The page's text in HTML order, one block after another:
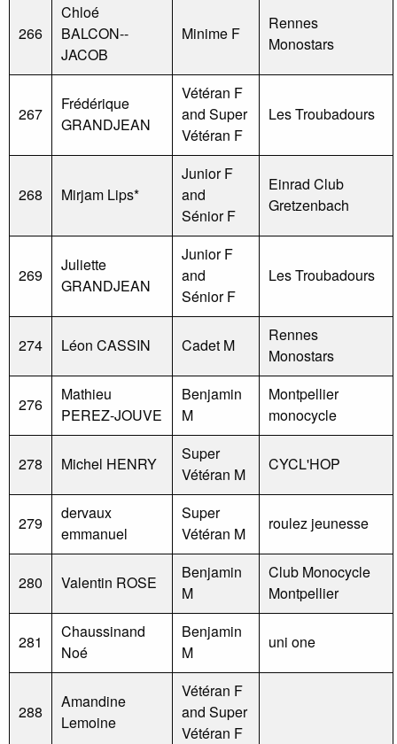
266
Chloé
BALCON--
JACOB
Minime F
Rennes
Monostars
267
Frédérique
GRANDJEAN
Vétéran F
and Super
Vétéran F
Les Troubadours
268 Mirjam Lips*
Junior F
and
Sénior F
Einrad Club
Gretzenbach
269
Juliette
GRANDJEAN
Junior F
and
Sénior F
Les Troubadours
274 Léon CASSIN Cadet M
Rennes
Monostars
276
Mathieu
PEREZ-JOUVE
Benjamin
M
Montpellier
monocycle
278 Michel HENRY
Super
Vétéran M
CYCL'HOP
279
dervaux
emmanuel
Super
Vétéran M
roulez jeunesse
280 Valentin ROSE
Benjamin
M
Club Monocycle
Montpellier
281
Chaussinand
Noé
Benjamin
M
uni one
288
Amandine
Lemoine
Vétéran F
and Super
Vétéran F